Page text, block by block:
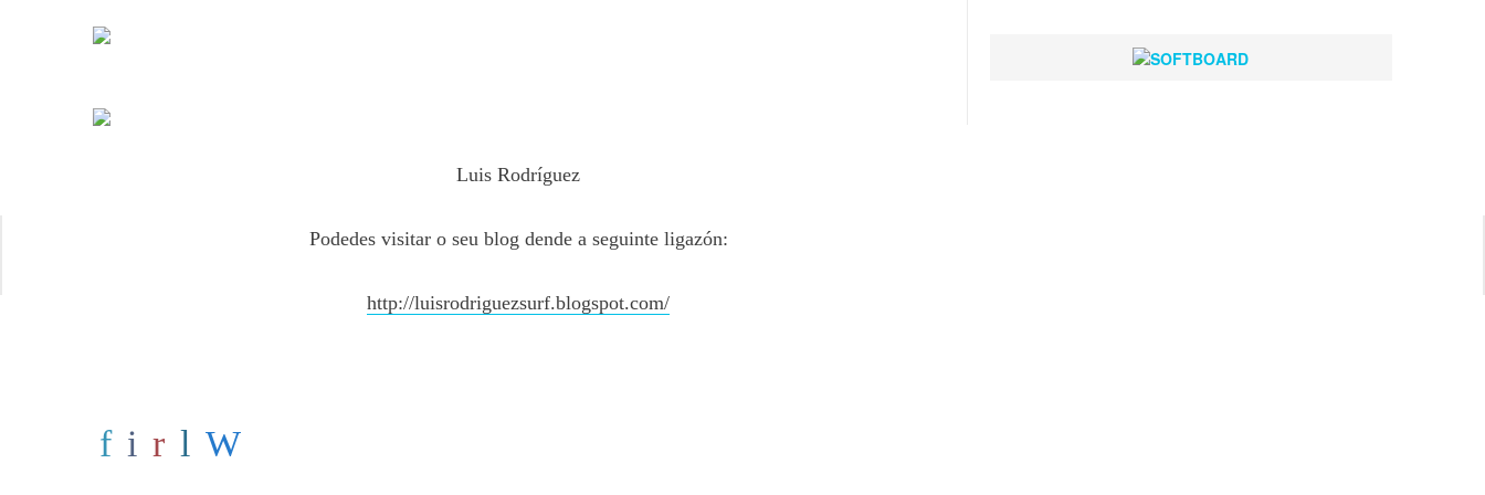
Luis Rodríguez
Podedes visitar o seu blog dende a seguinte ligazón:
http://luisrodriguezsurf.blogspot.com/